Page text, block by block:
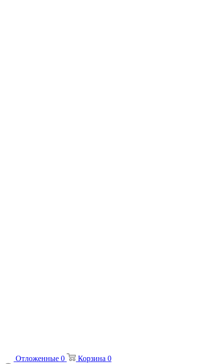
Отложенные 0 Корзина 0